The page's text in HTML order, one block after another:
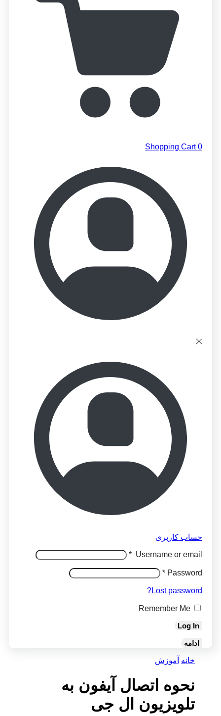
0
Shopping Cart
حساب کاربری
Username or email
*
Password
*
Lost password?
Remember Me
Log In
ادامه
خانه آموزش
نحوه اتصال آیفون به
تلویزیون ال جی